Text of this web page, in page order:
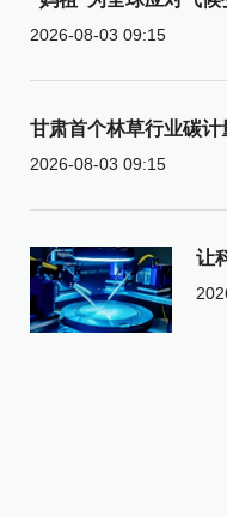
2026-08-03 09:15
甘肃首个林草行业碳计
2026-08-03 09:15
让